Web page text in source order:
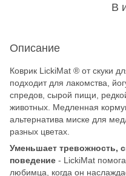
В
Описание
Коврик LickiMat ® от скуки
подходит для лакомства,
спредов, сырой пищи,
животных. Медленная
альтернатива миске для
разных цветах.
Уменьшает тревожность,
поведение - LickiMat
любимца, когда он